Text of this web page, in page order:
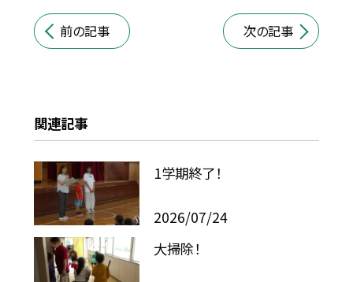
前の記事 次の記事
関連記事
1学期終了！
2026/07/24
大掃除！